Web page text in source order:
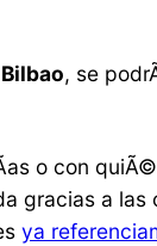
, se
o con
gracias a las
ya